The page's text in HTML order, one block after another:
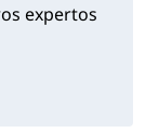
expertos